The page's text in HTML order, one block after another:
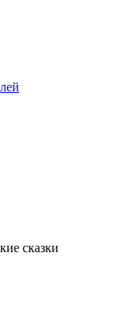
сказки